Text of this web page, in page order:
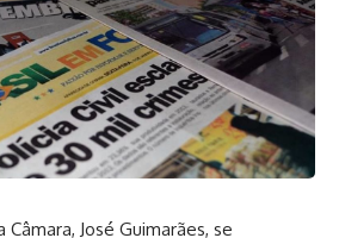
José Guimarães, se